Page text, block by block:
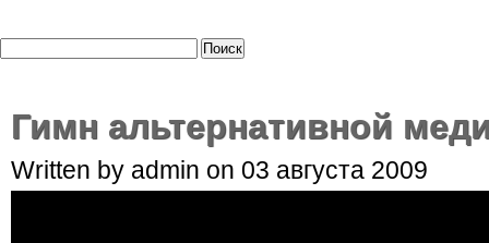
Гимн альтернативной
Written by admin on 03 августа 2009